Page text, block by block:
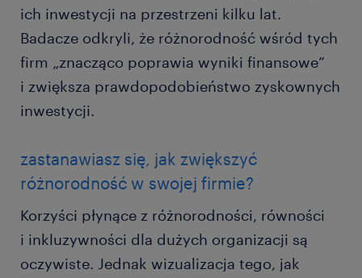
ich inwestycji na przestrzeni kilku lat.
Badacze odkryli, że różnorodność wśród tych
firm „znacząco poprawia wyniki finansowe”
i zwiększa prawdopodobieństwo zyskownych
inwestycji.
zastanawiasz się, jak zwiększyć
różnorodność w swojej firmie?
Korzyści płynące z różnorodności, równości
i inkluzywności dla dużych organizacji są
oczywiste. Jednak wizualizacja tego, jak